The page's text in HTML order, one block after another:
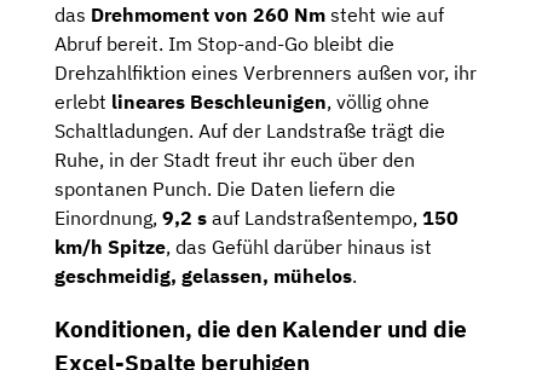
das Drehmoment von 260 Nm steht wie auf
Abruf bereit. Im Stop-and-Go bleibt die
Drehzahlfiktion eines Verbrenners außen vor, ihr
erlebt lineares Beschleunigen, völlig ohne
Schaltladungen. Auf der Landstraße trägt die
Ruhe, in der Stadt freut ihr euch über den
spontanen Punch. Die Daten liefern die
Einordnung, 9,2 s auf Landstraßentempo, 150
km/h Spitze, das Gefühl darüber hinaus ist
geschmeidig, gelassen, mühelos.
Konditionen, die den Kalender und die
Excel-Spalte beruhigen